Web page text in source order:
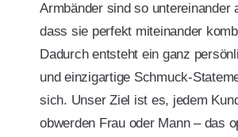
Armbänder sind so untereinander
dass sie perfekt miteinander
Dadurch entsteht ein ganz
und einzigartige Schmuck-
sich. Unser Ziel ist es, jedem
obwerden Frau oder Mann – das